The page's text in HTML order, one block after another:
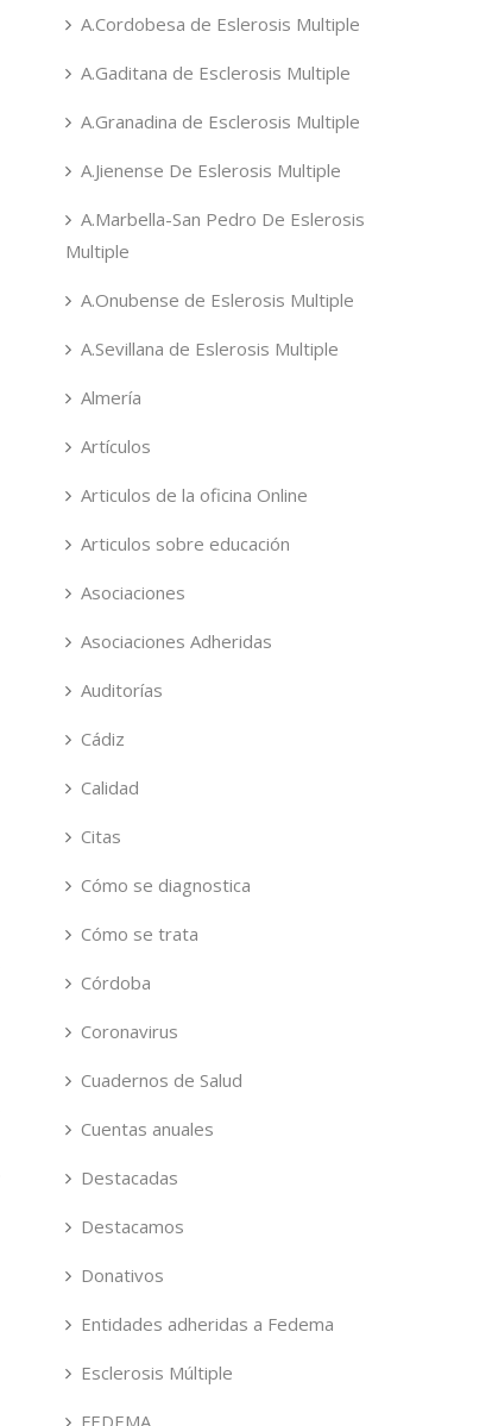
A.Cordobesa de Eslerosis Multiple
A.Gaditana de Esclerosis Multiple
A.Granadina de Esclerosis Multiple
A.Jienense De Eslerosis Multiple
A.Marbella-San Pedro De Eslerosis
Multiple
A.Onubense de Eslerosis Multiple
A.Sevillana de Eslerosis Multiple
Almería
Artículos
Articulos de la oficina Online
Articulos sobre educación
Asociaciones
Asociaciones Adheridas
Auditorías
Cádiz
Calidad
Citas
Cómo se diagnostica
Cómo se trata
Córdoba
Coronavirus
Cuadernos de Salud
Cuentas anuales
Destacadas
Destacamos
Donativos
Entidades adheridas a Fedema
Esclerosis Múltiple
FEDEMA